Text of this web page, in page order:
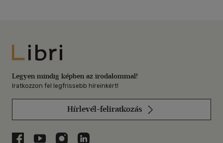
Libri
Legyen mindig képben az irodalommal!
Iratkozzon fel legfrissebb híreinkért!
Hírlevél-feliratkozás
Libri a Facebookon
Libri a Youtube-on
Libri az Instagramon
Libri a LinkedInen